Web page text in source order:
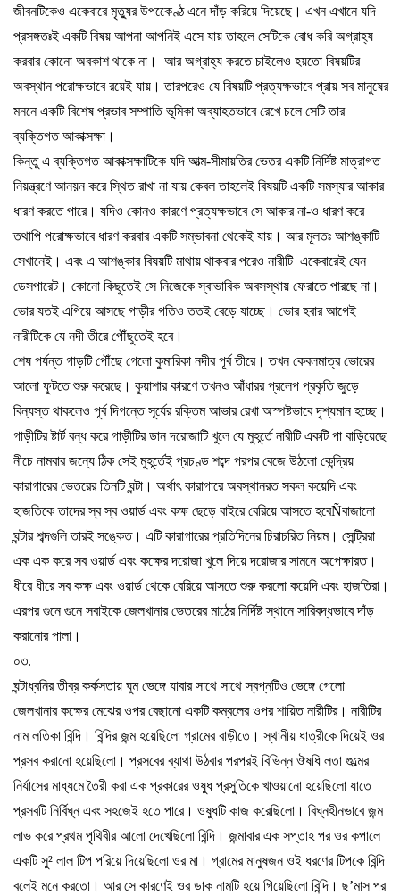
জীবনটিকেও একেবারে মৃত্যুর উপকেেণ্ঠ এনে দাঁড় করিয়ে দিয়েছে। এখন এখানে যদি
প্রসঙ্গতঃই একটি বিষয় আপনা আপনিই এসে যায় তাহলে সেটিকে বোধ করি অগ্রাহ্য
করবার কোনো অবকাশ থাকে না। আর অগ্রাহ্য করতে চাইলেও হয়তো বিষয়টির
অবস্থান পরোক্ষভাবে রয়েই যায়। তারপরেও যে বিষয়টি প্রত্যক্ষভাবে প্রায় সব মানুষের
মননে একটি বিশেষ প্রভাব সম্পাতি ভূমিকা অব্যাহতভাবে রেখে চলে সেটি তার
ব্যক্তিগত আকাক্সক্ষা।
কিন্তু এ ব্যক্তিগত আকাক্সক্ষাটিকে যদি আত্ম-সীমায়তির ভেতর একটি নির্দিষ্ট মাত্রাগত
নিয়ন্ত্রণে আনয়ন করে স্থিত রাখা না যায় কেবল তাহলেই বিষয়টি একটি সমস্যার আকার
ধারণ করতে পারে। যদিও কোনও কারণে প্রত্যক্ষভাবে সে আকার না-ও ধারণ করে
তথাপি পরোক্ষভাবে ধারণ করবার একটি সম্ভাবনা থেকেই যায়। আর মূলতঃ আশঙ্কাটি
সেখানেই। এবং এ আশঙ্কার বিষয়টি মাথায় থাকবার পরেও নারীটি একেবারেই যেন
ডেসপারেট। কোনো কিছুতেই সে নিজেকে স্বাভাবিক অবসস্থায় ফেরাতে পারছে না।
ভোর যতই এগিয়ে আসছে গাড়ীর গতিও ততই বেড়ে যাচ্ছে। ভোর হবার আগেই
নারীটিকে যে নদী তীরে পৌঁছুতেই হবে।
শেষ পর্যন্ত গাড়টি পৌঁছে গেলো কুমারিকা নদীর পূর্ব তীরে। তখন কেবলমাত্র ভোরের
আলো ফুটতে শুরু করেছে। কুয়াশার কারণে তখনও আঁধারর প্রলেপ প্রকৃতি জুড়ে
বিন্যস্ত থাকলেও পূর্ব দিগন্তে সূর্যের রক্তিম আভার রেখা অস্পষ্টভাবে দৃশ্যমান হচ্ছে।
গাড়ীটির ষ্টার্ট বন্ধ করে গাড়ীটির ডান দরোজাটি খুলে যে মুহূর্তে নারীটি একটি পা বাড়িয়েছে
নীচে নামবার জন্যে ঠিক সেই মুহূর্তেই প্রচণ্ড শব্দে পরপর বেজে উঠলো কেন্দ্রিয়
কারাগারের ভেতরের তিনটি ঘন্টা। অর্থাৎ কারাগারে অবস্থানরত সকল কয়েদি এবং
হাজতিকে তাদের স্ব স্ব ওয়ার্ড এবং কক্ষ ছেড়ে বাইরে বেরিয়ে আসতে হবেÑবাজানো
ঘন্টার শব্দগুলি তারই সঙ্কেত। এটি কারাগারের প্রতিদিনের চিরাচরিত নিয়ম। সেন্ট্রিরা
এক এক করে সব ওয়ার্ড এবং কক্ষের দরোজা খুলে দিয়ে দরোজার সামনে অপেক্ষারত।
ধীরে ধীরে সব কক্ষ এবং ওয়ার্ড থেকে বেরিয়ে আসতে শুরু করলো কয়েদি এবং হাজতিরা।
এরপর গুনে গুনে সবাইকে জেলখানার ভেতরের মাঠের নির্দিষ্ট স্থানে সারিবদ্ধভাবে দাঁড়
করানোর পালা।
০৩.
ঘন্টাধ্বনির তীব্র কর্কসতায় ঘুম ভেঙ্গে যাবার সাথে সাথে স্বপ্নটিও ভেঙ্গে গেলো
জেলখানার কক্ষের মেঝের ওপর বেছানো একটি কম্বলের ওপর শায়িত নারীটির। নারীটির
নাম লতিকা বিন্দি। বিন্দির জন্ম হয়েছিলো গ্রামের বাড়ীতে। স্থানীয় ধাত্রীকে দিয়েই ওর
প্রসব করানো হয়েছিলো। প্রসবের ব্যাথা উঠবার পরপরই বিভিন্ন ঔষধি লতা গুল্মের
নির্যাসের মাধ্যমে তৈরী করা এক প্রকারের ওষুধ প্রসুতিকে খাওয়ানো হয়েছিলো যাতে
প্রসবটি নির্বিঘ্ন এবং সহজেই হতে পারে। ওষুধটি কাজ করেছিলো। বিঘ্নহীনভাবে জন্ম
লাভ করে প্রথম পৃথিবীর আলো দেখেছিলো বিন্দি। জন্মাবার এক সপ্তাহ পর ওর কপালে
একটি সু² লাল টিপ পরিয়ে দিয়েছিলো ওর মা। গ্রামের মানুষজন ওই ধরণের টিপকে বিন্দি
বলেই মনে করতো। আর সে কারণেই ওর ডাক নামটি হয়ে গিয়েছিলো বিন্দি। ছ’মাস পর